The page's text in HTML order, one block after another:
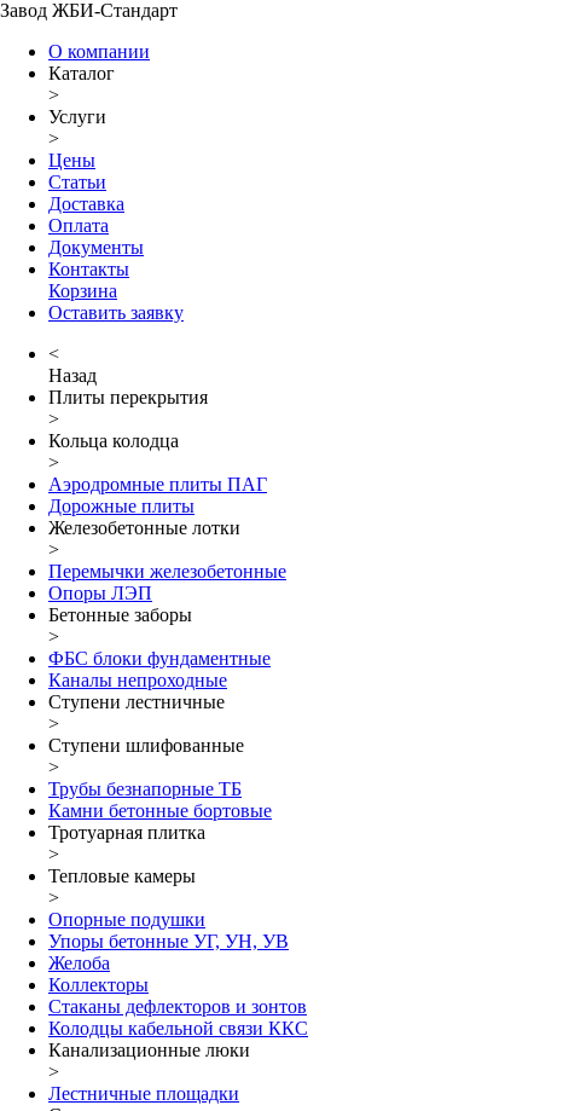
Завод ЖБИ-Стандарт
О компании
Каталог
>
Услуги
>
Цены
Статьи
Доставка
Оплата
Документы
Контакты
Корзина
Оставить заявку
<
Назад
Плиты перекрытия
>
Кольца колодца
>
Аэродромные плиты ПАГ
Дорожные плиты
Железобетонные лотки
>
Перемычки железобетонные
Опоры ЛЭП
Бетонные заборы
>
ФБС блоки фундаментные
Каналы непроходные
Ступени лестничные
>
Ступени шлифованные
>
Трубы безнапорные ТБ
Камни бетонные бортовые
Тротуарная плитка
>
Тепловые камеры
>
Опорные подушки
Упоры бетонные УГ, УН, УВ
Желоба
Коллекторы
Стаканы дефлекторов и зонтов
Колодцы кабельной связи ККС
Канализационные люки
>
Лестничные площадки